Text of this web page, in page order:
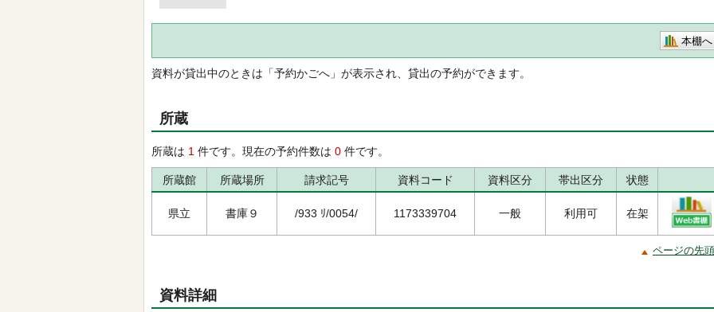
本棚へ
資料が貸出中のときは「予約かごへ」が表示され、貸出の予約ができます。
所蔵
所蔵は 1 件です。現在の予約件数は 0 件です。
所蔵館 所蔵場所 請求記号 資料コード 資料区分 帯出区分 状態
県立 書庫９ /933 ﾘ/0054/ 1173339704 一般 利用可 在架
ページの先
資料詳細